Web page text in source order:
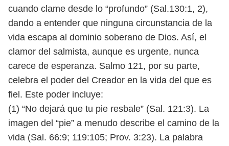
cuando clame desde lo “profundo” (Sal.130:1, 2),
dando a entender que ninguna circunstancia de la
vida escapa al dominio soberano de Dios. Así, el
clamor del salmista, aunque es urgente, nunca
carece de esperanza. Salmo 121, por su parte,
celebra el poder del Creador en la vida del que es
fiel. Este poder incluye:
(1) “No dejará que tu pie resbale” (Sal. 121:3). La
imagen del “pie” a menudo describe el camino de la
vida (Sal. 66:9; 119:105; Prov. 3:23). La palabra